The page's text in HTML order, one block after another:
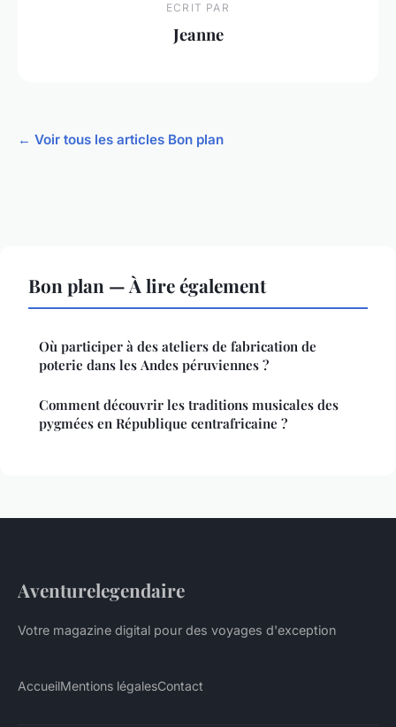
ECRIT PAR
Jeanne
← Voir tous les articles Bon plan
Bon plan — À lire également
Où participer à des ateliers de fabrication de
poterie dans les Andes péruviennes ?
Comment découvrir les traditions musicales des
pygmées en République centrafricaine ?
Aventurelegendaire
Votre magazine digital pour des voyages d'exception
AccueilMentions légalesContact